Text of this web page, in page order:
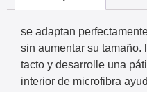
se adaptan
sin aumentar su tamaño.
tacto y desarrolle una
interior de microfibra